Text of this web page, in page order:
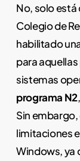
No, solo
Colegio de
habilitado
para
sistemas
programa N2
Sin
limitaciones
Windows, ya